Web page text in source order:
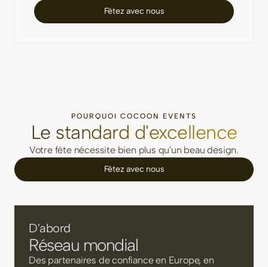
Fêtez avec nous
POURQUOI COCOON EVENTS
Le standard d'excellence
Votre fête nécessite bien plus qu'un beau design.
Fêtez avec nous
D'abord
Des partenaires de confiance en Europe, en
Réseau mondial